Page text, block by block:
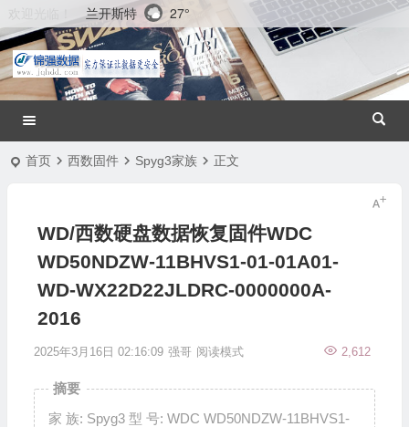
兰开斯特 27°
首页 西数固件 Spyg3家族 正文
WD/西数硬盘数据恢复固件WDC
WD50NDZW-11BHVS1-01-01A01-
WD-WX22D22JLDRC-0000000A-
2016
2025年3月16日 02:16:09 强哥 2,612
阅读模式
摘要
家 族: Spyg3 型 号: WDC WD50NDZW-11BHVS1-